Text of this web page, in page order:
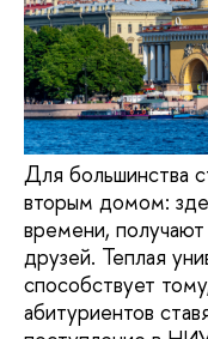
Для большинства
вторым домом:
времени,
друзей. Теплая
способствует
абитуриентов